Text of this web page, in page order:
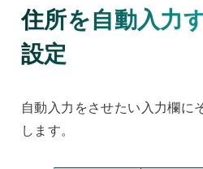
住所を自動入力
設定
自動入力をさせたい入力欄に
します。